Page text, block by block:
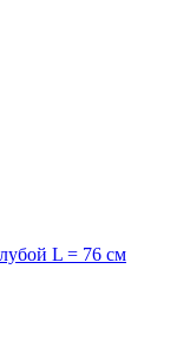
L = 76 см